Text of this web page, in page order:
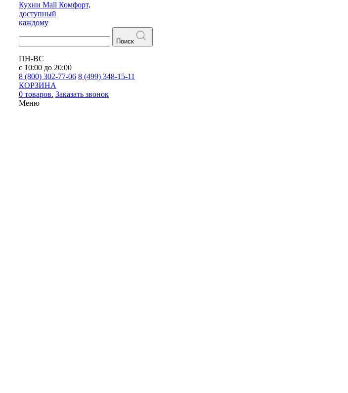
Кухни Mall Комфорт,
доступный
каждому
Поиск
ПН-ВС
с 10:00 до 20:00
8 (800) 302-77-06 8 (499) 348-15-11
КОРЗИНА
0 товаров. Заказать звонок
Меню